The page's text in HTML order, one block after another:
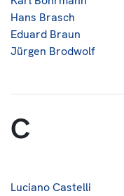
Hans Brasch
Eduard Braun
Jürgen Brodwolf
C
Luciano Castelli